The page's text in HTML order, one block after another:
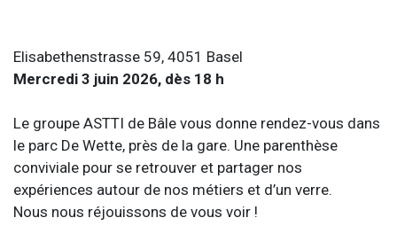
Elisabethenstrasse 59, 4051 Basel
Mercredi 3 juin 2026, dès 18 h
Le groupe ASTTI de Bâle vous donne rendez-vous dans
le parc De Wette, près de la gare. Une parenthèse
conviviale pour se retrouver et partager nos
expériences autour de nos métiers et d’un verre.
Nous nous réjouissons de vous voir !